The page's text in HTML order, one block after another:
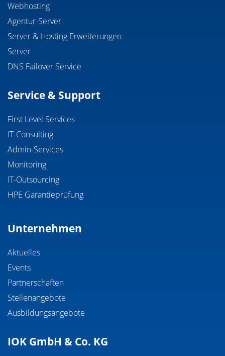
Webhosting
Agentur-Server
Server & Hosting Erweiterungen
Server
DNS Failover Service
Service & Support
First Level Services
IT-Consulting
Admin-Services
Monitoring
IT-Outsourcing
HPE Garantieprüfung
Unternehmen
Aktuelles
Events
Partnerschaften
Stellenangebote
Ausbildungsangebote
IOK GmbH & Co. KG